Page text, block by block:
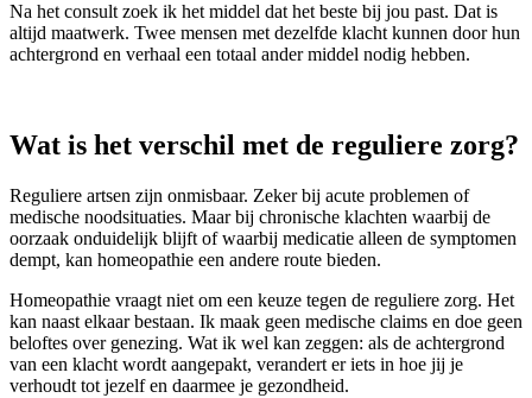
Na het consult zoek ik het middel dat het beste bij jou past. Dat is
altijd maatwerk. Twee mensen met dezelfde klacht kunnen door hun
achtergrond en verhaal een totaal ander middel nodig hebben.
Wat is het verschil met de reguliere zorg?
Reguliere artsen zijn onmisbaar. Zeker bij acute problemen of
medische noodsituaties. Maar bij chronische klachten waarbij de
oorzaak onduidelijk blijft of waarbij medicatie alleen de symptomen
dempt, kan homeopathie een andere route bieden.
Homeopathie vraagt niet om een keuze tegen de reguliere zorg. Het
kan naast elkaar bestaan. Ik maak geen medische claims en doe geen
beloftes over genezing. Wat ik wel kan zeggen: als de achtergrond
van een klacht wordt aangepakt, verandert er iets in hoe jij je
verhoudt tot jezelf en daarmee je gezondheid.